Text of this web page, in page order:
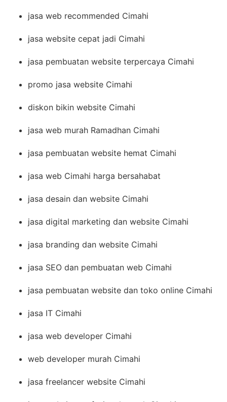
jasa web recommended Cimahi
jasa website cepat jadi Cimahi
jasa pembuatan website terpercaya Cimahi
promo jasa website Cimahi
diskon bikin website Cimahi
jasa web murah Ramadhan Cimahi
jasa pembuatan website hemat Cimahi
jasa web Cimahi harga bersahabat
jasa desain dan website Cimahi
jasa digital marketing dan website Cimahi
jasa branding dan website Cimahi
jasa SEO dan pembuatan web Cimahi
jasa pembuatan website dan toko online Cimahi
jasa IT Cimahi
jasa web developer Cimahi
web developer murah Cimahi
jasa freelancer website Cimahi